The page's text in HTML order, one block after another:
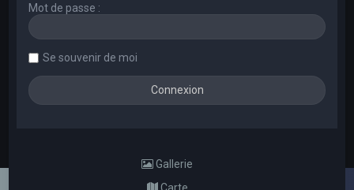
Mot de passe :
Se souvenir de moi
Gallerie
Carte